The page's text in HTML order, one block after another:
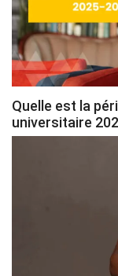
Quelle est la
universitaire